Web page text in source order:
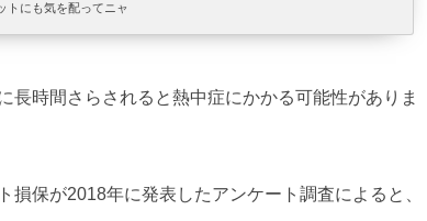
トにも気を配ってニャ
長時間さらされると熱中症にかかる可能性がありま
保が2018年に発表したアンケート調査によると、